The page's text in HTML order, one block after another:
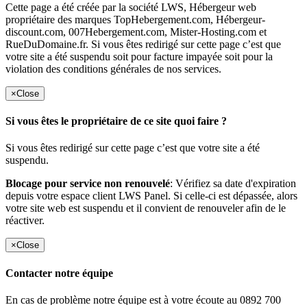
Cette page a été créée par la société LWS, Hébergeur web
propriétaire des marques TopHebergement.com, Hébergeur-
discount.com, 007Hebergement.com, Mister-Hosting.com et
RueDuDomaine.fr. Si vous êtes redirigé sur cette page c’est que
votre site a été suspendu soit pour facture impayée soit pour la
violation des conditions générales de nos services.
×Close
Si vous êtes le propriétaire de ce site quoi faire ?
Si vous êtes redirigé sur cette page c’est que votre site a été
suspendu.
Blocage pour service non renouvelé: Vérifiez sa date d'expiration
depuis votre espace client LWS Panel. Si celle-ci est dépassée, alors
votre site web est suspendu et il convient de renouveler afin de le
réactiver.
×Close
Contacter notre équipe
En cas de problème notre équipe est à votre écoute au 0892 700